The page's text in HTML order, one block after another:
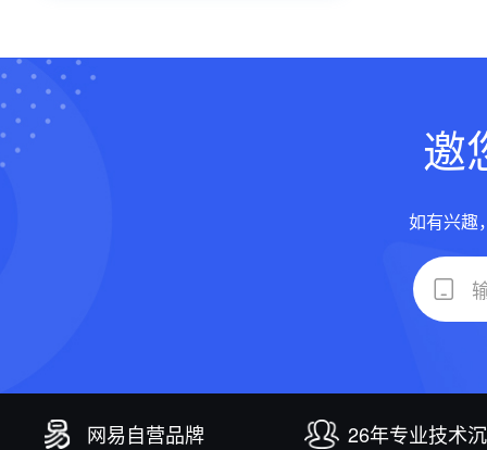
邀
如有兴趣
网易自营品牌 26年专业技术